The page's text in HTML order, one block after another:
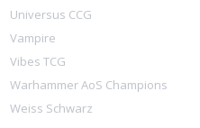
Universus CCG
Vampire
Vibes TCG
Warhammer AoS Champions
Weiss Schwarz